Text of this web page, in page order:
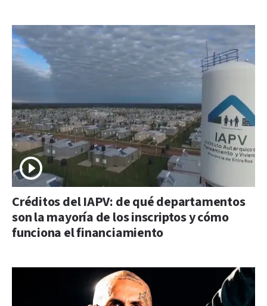
Créditos del IAPV: de qué departamentos
son la mayoría de los inscriptos y cómo
funciona el financiamiento